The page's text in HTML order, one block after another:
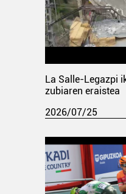
La Salle-Legazpi
zubiaren eraistea
2026/07/25